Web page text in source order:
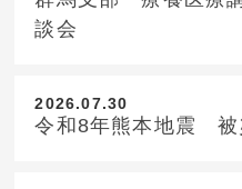
談会
2026.07.30
令和8年熊本地震 被